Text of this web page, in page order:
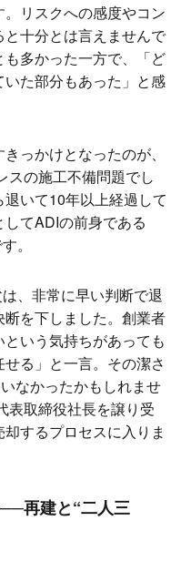
リスクへの感度やコン
十分とは言えませんで
多かった一方で、「ど
た部分もあった」と感
っかけとなったのが、
スの施工不備問題でし
いて10年以上経過して
てADIの前身である
。
、非常に早い判断で退
を下しました。創業者
いう気持ちがあっても
る」と一言。その潔さ
なかったかもしれませ
表取締役社長を譲り受
するプロセスに入りま
再建と“二人三